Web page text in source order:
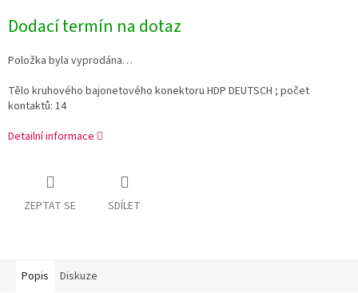
cena:
Dodací termín na dotaz
Položka byla vyprodána…
Tělo kruhového bajonetového konektoru HDP DEUTSCH ; počet
kontaktů: 14
Detailní informace
ZEPTAT SE SDÍLET
Popis Diskuze